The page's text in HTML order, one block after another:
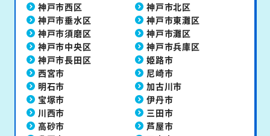
神戸市西区
神戸市北区
神戸市垂水区
神戸市東灘区
神戸市須磨区
神戸市灘区
神戸市中央区
神戸市兵庫区
神戸市長田区
姫路市
西宮市
尼崎市
明石市
加古川市
宝塚市
伊丹市
川西市
三田市
高砂市
芦屋市